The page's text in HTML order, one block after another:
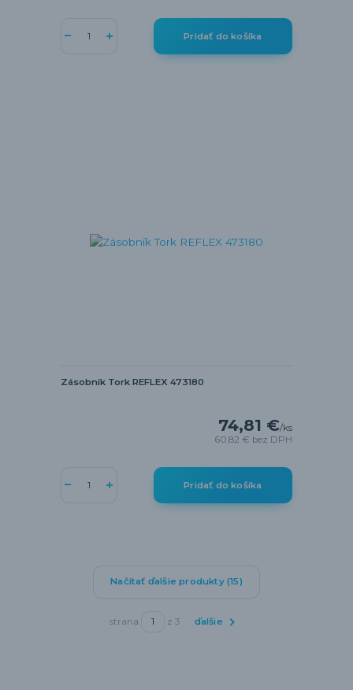
Pridať do košíka
Zásobník Tork REFLEX 473180
74,81 €/ks
60,82 € bez DPH
Pridať do košíka
Načítať ďalšie produkty (15)
strana z 3 ďalšie